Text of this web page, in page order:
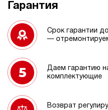
Гарантия
Срок гарантии
—
Даем гарантию
комплектующие
Возврат